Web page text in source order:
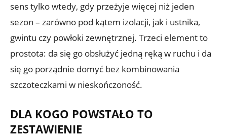
sens tylko wtedy, gdy przeżyje więcej niż jeden
sezon – zarówno pod kątem izolacji, jak i ustnika,
gwintu czy powłoki zewnętrznej. Trzeci element to
prostota: da się go obsłużyć jedną ręką w ruchu i da
się go porządnie domyć bez kombinowania
szczoteczkami w nieskończoność.
DLA KOGO POWSTAŁO TO
ZESTAWIENIE